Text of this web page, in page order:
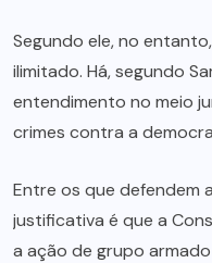
Segundo ele, no
ilimitado. Há, segundo
entendimento no meio
crimes contra a
Entre os que defendem
justificativa é que a
a ação de grupo